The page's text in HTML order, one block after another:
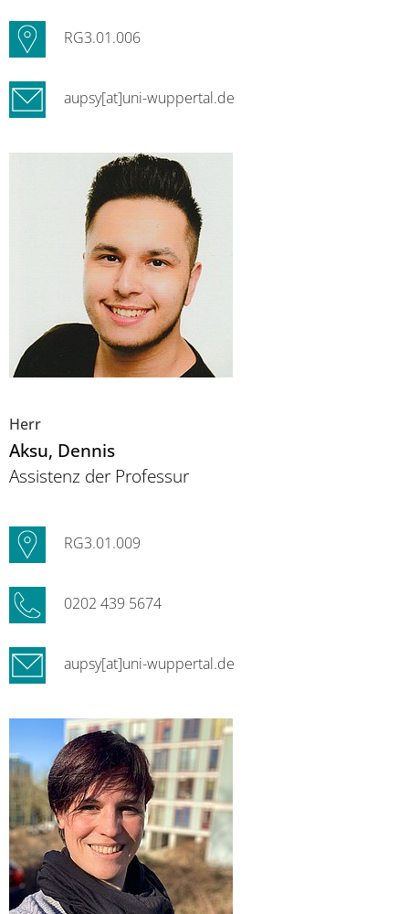
RG3.01.006
aupsy[at]uni-wuppertal.de
Herr
Aksu, Dennis
Assistenz der Professur
RG3.01.009
0202 439 5674
aupsy[at]uni-wuppertal.de